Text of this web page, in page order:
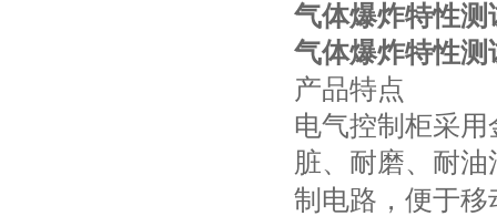
气体爆炸特性
气体爆炸特性
产品特点
电气控制柜采
脏、耐磨、耐
制电路，便于移